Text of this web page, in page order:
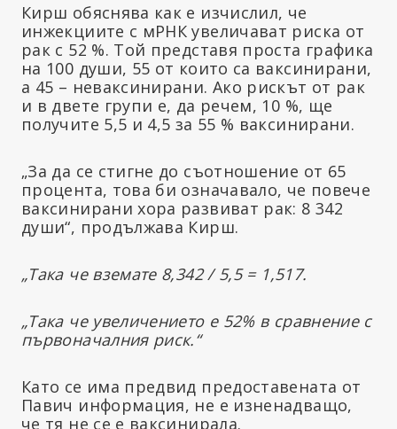
Кирш обяснява как е изчислил, че
инжекциите с мРНК увеличават риска от
рак с 52 %. Той представя проста графика
на 100 души, 55 от които са ваксинирани,
а 45 – неваксинирани. Ако рискът от рак
и в двете групи е, да речем, 10 %, ще
получите 5,5 и 4,5 за 55 % ваксинирани.
„За да се стигне до съотношение от 65
процента, това би означавало, че повече
ваксинирани хора развиват рак: 8 342
души“, продължава Кирш.
„Така че вземате 8,342 / 5,5 = 1,517.
„Така че увеличението е 52% в сравнение с
първоначалния риск.“
Като се има предвид предоставената от
Павич информация, не е изненадващо,
че тя не се е ваксинирала.